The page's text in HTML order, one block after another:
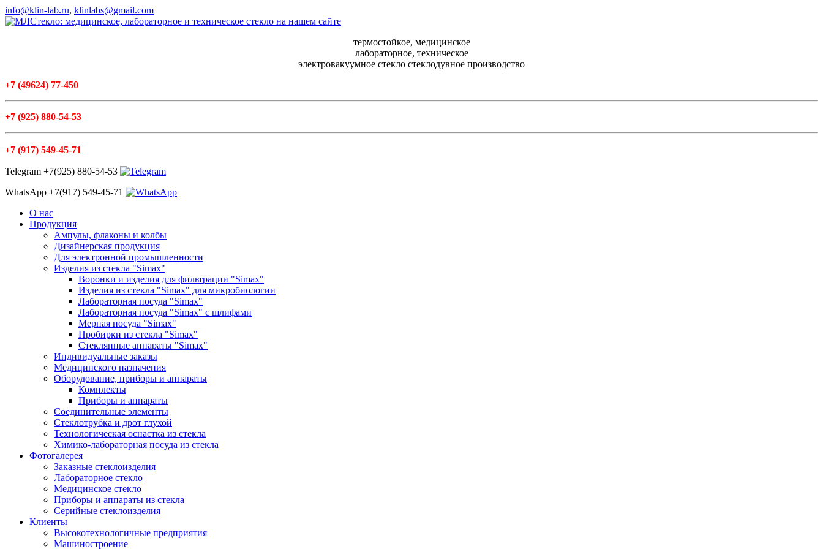
info@klin-lab.ru, klinlabs@gmail.com
термостойкое, медицинское
лабораторное, техническое
электровакуумное стекло стеклодувное производство
+7 (49624) 77-450
+7 (925) 880-54-53
+7 (917) 549-45-71
Telegram +7(925) 880-54-53
WhatsApp +7(917) 549-45-71
О нас
Продукция
Ампулы, флаконы и колбы
Дизайнерская продукция
Для электронной промышленности
Изделия из стекла "Simax"
Воронки и изделия для фильтрации "Simax"
Изделия из стекла "Simax" для микробиологии
Лабораторная посуда "Simax"
Лабораторная посуда "Simax" с шлифами
Мерная посуда "Simax"
Пробирки из стекла "Simax"
Стеклянные аппараты "Simax"
Индивидуальные заказы
Медицинского назначения
Оборудование, приборы и аппараты
Комплекты
Приборы и аппараты
Соединительные элементы
Стеклотрубка и дрот глухой
Технологическая оснастка из стекла
Химико-лабораторная посуда из стекла
Фотогалерея
Заказные стеклоизделия
Лабораторное стекло
Медицинское стекло
Приборы и аппараты из стекла
Серийные стеклоизделия
Клиенты
Высокотехнологичные предприятия
Машиностроение